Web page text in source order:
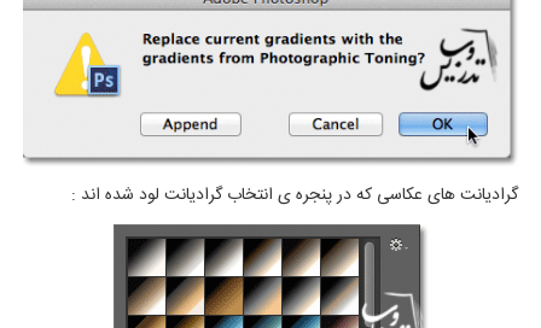
گرادیانت های عکاسی که در پنجره ی انتخاب گرادیانت لود شده اند :